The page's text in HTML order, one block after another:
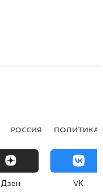
РОССИЯ ПОЛИТИКА
Дзен VK